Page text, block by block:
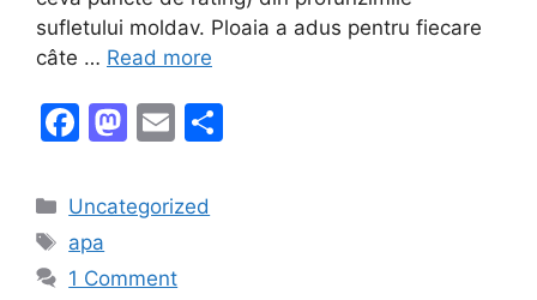
sufletului moldav. Ploaia a adus pentru fiecare
câte … Read more
F
c
e
b
M
st
d
E
ai
Categories
Uncategorized
Tags
apa
1 Comment